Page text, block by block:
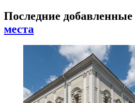
Последние добавленные
места